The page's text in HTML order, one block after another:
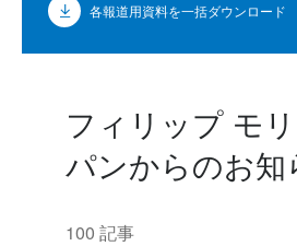
各報道用資料を一括ダウンロード
フィリップ モ
パンからのお知
100 記事